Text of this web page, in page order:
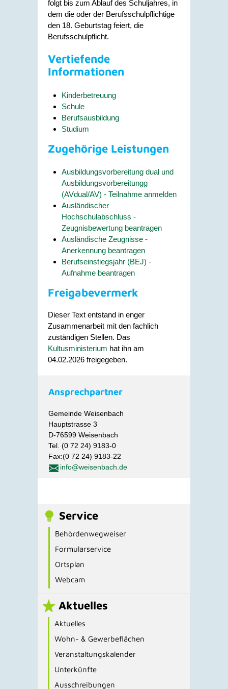
folgt bis zum Ablauf des Schuljahres, in
dem die oder der Berufsschulpflichtige
den 18. Geburtstag feiert, die
Berufsschulpflicht.
Vertiefende
Informationen
Kinderbetreuung
Schule
Berufsausbildung
Studium
Zugehörige Leistungen
Ausbildungsvorbereitung dual und
Ausbildungsvorbereitungg
(AVdual/AV) - Teilnahme anmelden
Ausländischer
Hochschulabschluss -
Zeugnisbewertung beantragen
Ausländische Zeugnisse -
Anerkennung beantragen
Berufseinstiegsjahr (BEJ) -
Aufnahme beantragen
Freigabevermerk
Dieser Text entstand in enger
Zusammenarbeit mit den fachlich
zuständigen Stellen. Das
Kultusministerium hat ihn am
04.02.2026 freigegeben.
Ansprechpartner
Gemeinde Weisenbach
Hauptstrasse 3
D-76599 Weisenbach
Tel. (0 72 24) 9183-0
Fax:(0 72 24) 9183-22
info@weisenbach.de
Service
Behördenwegweiser
Formularservice
Ortsplan
Webcam
Aktuelles
Aktuelles
Wohn- & Gewerbeflächen
Veranstaltungskalender
Unterkünfte
Ausschreibungen